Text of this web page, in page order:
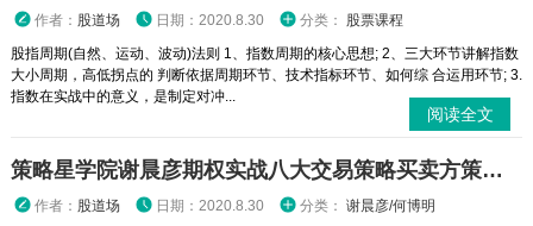
登录
作者： 股道场 日期：2020.8.30 分类： 股票课程
股指周期(自然、运动、波动)法则 1、指数周期的核心思想; 2、三大环节讲解指数
大小周期，高低拐点的 判断依据周期环节、技术指标环节、如何综 合运用环节; 3.
指数在实战中的意义，是制定对冲...
阅读全文
策略星学院谢晨彦期权实战八大交易策略买卖方策略视频课程
作者： 股道场 日期：2020.8.30 分类： 谢晨彦/何博明